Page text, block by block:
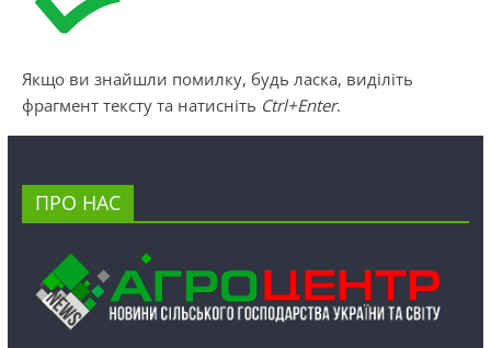
Якщо ви знайшли помилку, будь ласка, виділіть
фрагмент тексту та натисніть Ctrl+Enter.
ПРО НАС